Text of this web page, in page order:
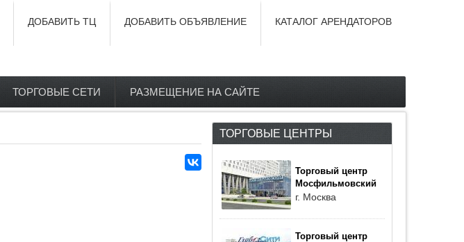
КАТАЛОГ АРЕНДАТОРОВ
ДОБАВИТЬ ОБЪЯВЛЕНИЕ
ДОБАВИТЬ ТЦ
ТОРГОВЫЕ СЕТИ РАЗМЕЩЕНИЕ НА САЙТЕ
ТОРГОВЫЕ ЦЕНТРЫ
Торговый центр
Мосфильмовский
г. Москва
Торговый центр